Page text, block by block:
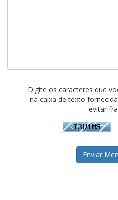
Digite os caracteres que
na caixa de texto
evitar
Enviar